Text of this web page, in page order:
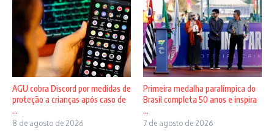
AGU cobra Discord por medidas de
proteção a crianças após caso de
...
8 de agosto de 2026
Primeira medalha paralímpica do
Brasil completa 50 anos e inspira
...
7 de agosto de 2026